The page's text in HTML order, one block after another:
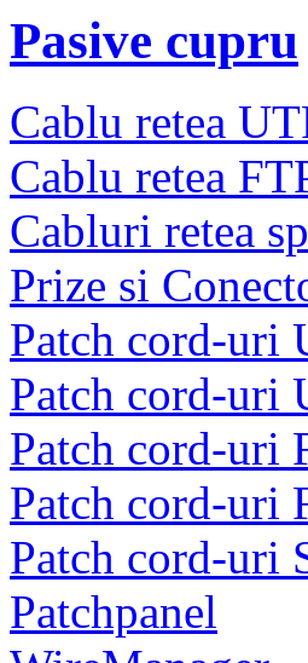
Pasive cupru
Cablu retea
Cablu retea
Cabluri retea
Prize si
Patch cord-uri
Patch cord-uri
Patch cord-uri
Patch cord-uri
Patch cord-uri
Patchpanel